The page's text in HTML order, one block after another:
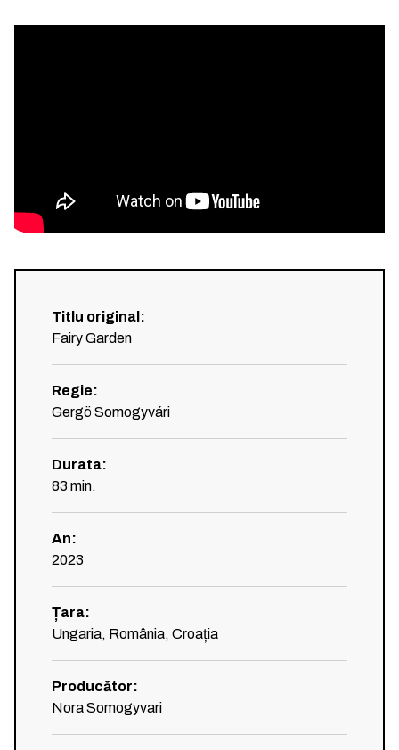
Titlu original :
Fairy Garden
Regie:
Gergö Somogyvári
Durata:
83 min.
An:
2023
Țara:
Ungaria, România, Croația
Producător:
Nora Somogyvari